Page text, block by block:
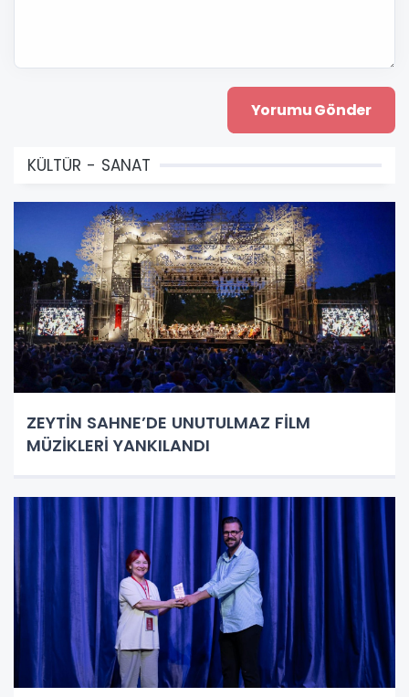
KÜLTÜR - SANAT
ZEYTİN SAHNE’DE UNUTULMAZ FİLM
MÜZİKLERİ YANKILANDI